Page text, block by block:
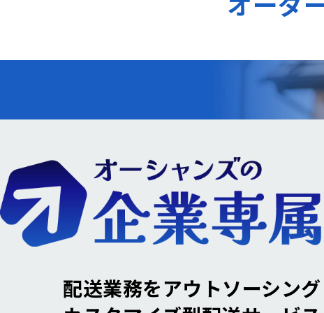
配送業務をアウトソーシング